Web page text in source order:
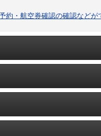
約・航空券確認の確認など